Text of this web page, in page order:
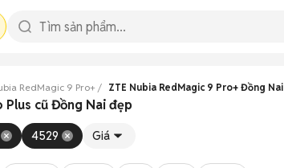
RedMagic 9 Pro+ ZTE Nubia RedMagic 9 Pro+ Đồng Nai
cũ Đồng Nai đẹp
4529 Giá